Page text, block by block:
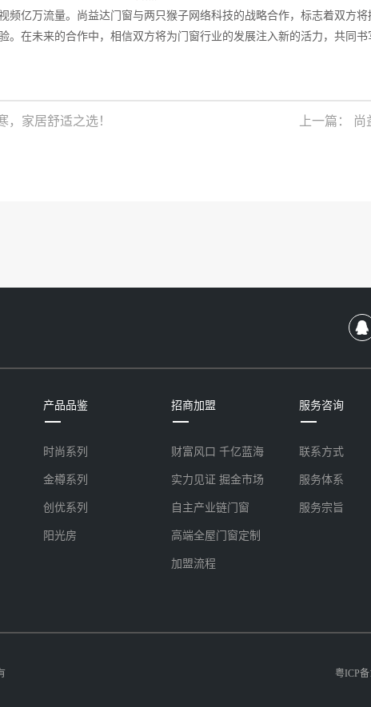
频亿万流量。尚益达门窗与两只猴子网络科技的战略合作，标志着双方
。在未来的合作中，相信双方将为门窗行业的发展注入新的活力，共同书
，家居舒适之选！ 上一篇：
产品品鉴
时尚系列
金樽系列
创优系列
阳光房
招商加盟
财富风口 千亿蓝海
实力见证 掘金市场
自主产业链门窗
高端全屋门窗定制
加盟流程
服务咨询
联系方式
服务体系
服务宗旨
粤ICP备